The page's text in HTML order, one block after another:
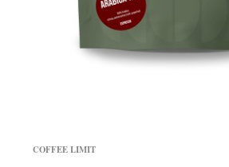
COFFEE LIMIT